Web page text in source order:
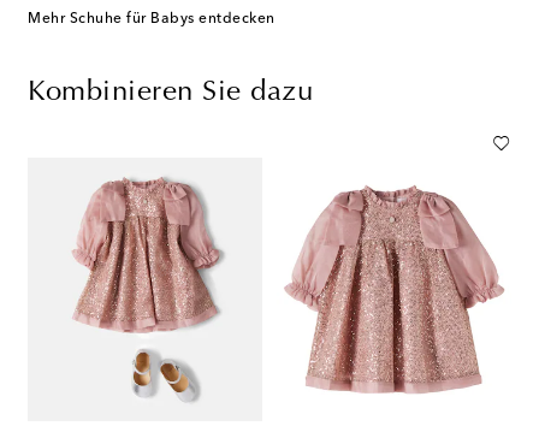
Mehr Schuhe für Babys entdecken
Kombinieren Sie dazu